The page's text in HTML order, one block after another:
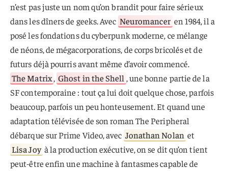
n’est pas juste un nom qu’on brandit pour faire sérieux
dans les dîners de geeks. Avec Neuromancer en 1984, il a
posé les fondations du cyberpunk moderne, ce mélange
de néons, de mégacorporations, de corps bricolés et de
futurs déjà pourris avant même d’avoir commencé.
The Matrix, Ghost in the Shell , une bonne partie de la
SF contemporaine : tout ça lui doit quelque chose, parfois
beaucoup, parfois un peu honteusement. Et quand une
adaptation télévisée de son roman The Peripheral
débarque sur Prime Video, avec Jonathan Nolan et
Lisa Joy à la production exécutive, on se dit qu’on tient
peut-être enfin une machine à fantasmes capable de